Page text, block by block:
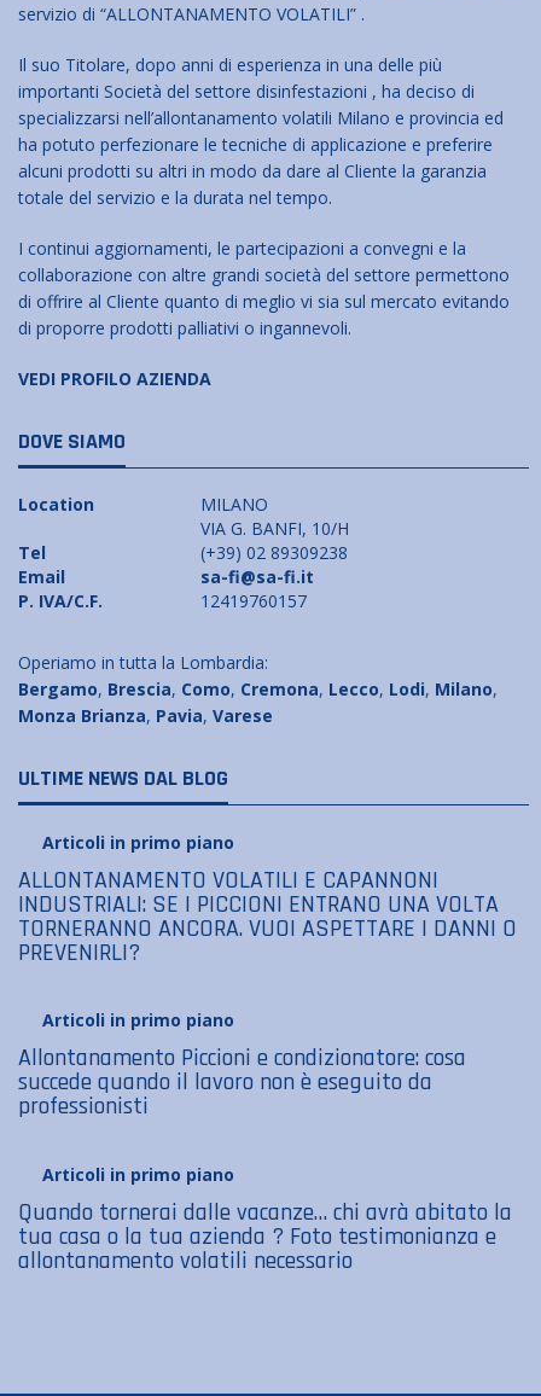
servizio di “ALLONTANAMENTO VOLATILI” .
Il suo Titolare, dopo anni di esperienza in una delle più
importanti Società del settore disinfestazioni , ha deciso di
specializzarsi nell’allontanamento volatili Milano e provincia ed
ha potuto perfezionare le tecniche di applicazione e preferire
alcuni prodotti su altri in modo da dare al Cliente la garanzia
totale del servizio e la durata nel tempo.
I continui aggiornamenti, le partecipazioni a convegni e la
collaborazione con altre grandi società del settore permettono
di offrire al Cliente quanto di meglio vi sia sul mercato evitando
di proporre prodotti palliativi o ingannevoli.
VEDI PROFILO AZIENDA
DOVE SIAMO
Location
MILANO
VIA G. BANFI, 10/H
Tel
(+39) 02 89309238
Email
sa-fi@sa-fi.it
P. IVA/C.F.
12419760157
Operiamo in tutta la Lombardia:
Bergamo, Brescia, Como, Cremona, Lecco, Lodi, Milano,
Monza Brianza, Pavia, Varese
ULTIME NEWS DAL BLOG
Articoli in primo piano
ALLONTANAMENTO VOLATILI E CAPANNONI
INDUSTRIALI: SE I PICCIONI ENTRANO UNA VOLTA
TORNERANNO ANCORA. VUOI ASPETTARE I DANNI O
PREVENIRLI?
Articoli in primo piano
Allontanamento Piccioni e condizionatore: cosa
succede quando il lavoro non è eseguito da
professionisti
Articoli in primo piano
Quando tornerai dalle vacanze… chi avrà abitato la
tua casa o la tua azienda ? Foto testimonianza e
allontanamento volatili necessario